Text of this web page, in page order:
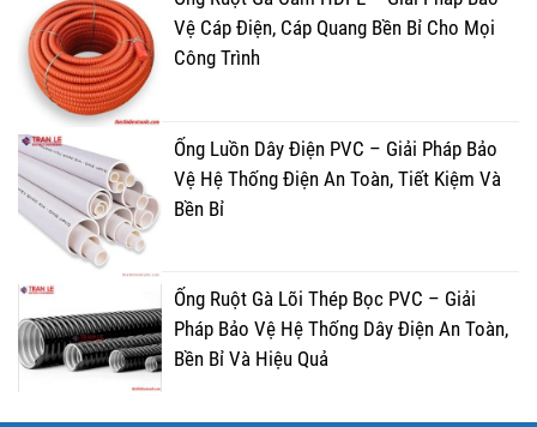
Vệ Cáp Điện, Cáp Quang Bền Bỉ Cho Mọi
Công Trình
Ống Luồn Dây Điện PVC – Giải Pháp Bảo
Vệ Hệ Thống Điện An Toàn, Tiết Kiệm Và
Bền Bỉ
Ống Ruột Gà Lõi Thép Bọc PVC – Giải
Pháp Bảo Vệ Hệ Thống Dây Điện An Toàn,
Bền Bỉ Và Hiệu Quả